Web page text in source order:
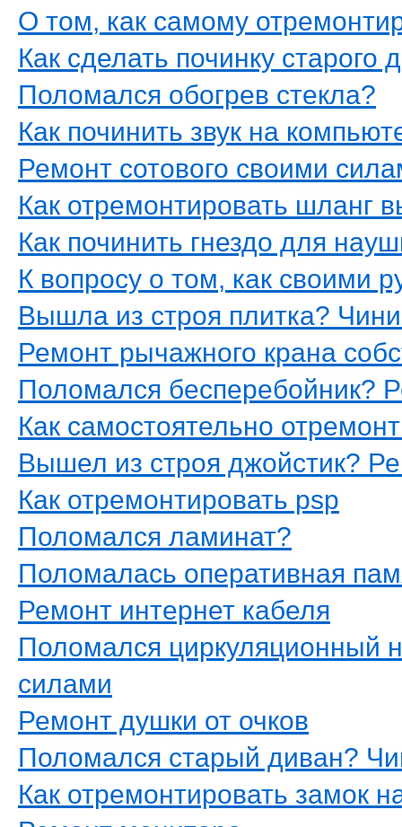
О том, как самому
Как сделать починку старого
Поломался обогрев стекла?
Как починить звук на
Ремонт сотового своими
Как отремонтировать шланг
Как починить гнездо для
К вопросу о том, как своими
Вышла из строя плитка?
Ремонт рычажного крана
Поломался бесперебойник?
Как самостоятельно
Вышел из строя джойстик?
Как отремонтировать psp
Поломался ламинат?
Поломалась оперативная
Ремонт интернет кабеля
Поломался циркуляционный
силами
Ремонт душки от очков
Поломался старый диван?
Как отремонтировать замок